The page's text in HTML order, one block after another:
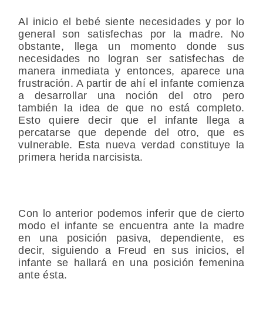
Al inicio el bebé siente necesidades y por lo
general son satisfechas por la madre. No
obstante, llega un momento donde sus
necesidades no logran ser satisfechas de
manera inmediata y entonces, aparece una
frustración. A partir de ahí el infante comienza
a desarrollar una noción del otro pero
también la idea de que no está completo.
Esto quiere decir que el infante llega a
percatarse que depende del otro, que es
vulnerable. Esta nueva verdad constituye la
primera herida narcisista.
Con lo anterior podemos inferir que de cierto
modo el infante se encuentra ante la madre
en una posición pasiva, dependiente, es
decir, siguiendo a Freud en sus inicios, el
infante se hallará en una posición femenina
ante ésta.